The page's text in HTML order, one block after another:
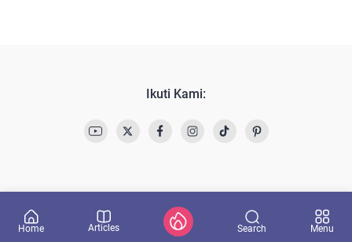
Ikuti Kami:
Home Articles Search Menu